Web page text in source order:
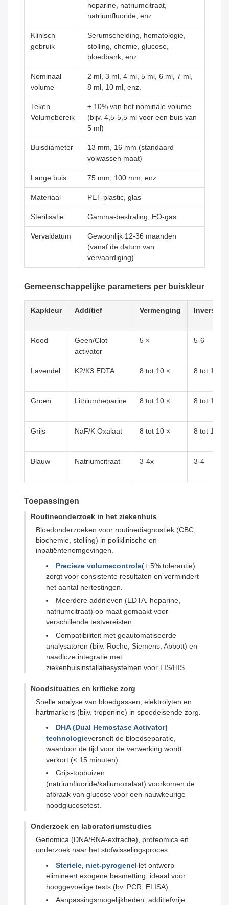
heparine, natriumcitraat,
natriumfluoride, enz.
Klinisch
gebruik
Serumscheiding, hematologie,
stolling, chemie, glucose,
bloedbank, enz.
Nominaal
volume
2 ml, 3 ml, 4 ml, 5 ml, 6 ml, 7 ml,
8 ml, 10 ml, enz.
Teken
Volumebereik
± 10% van het nominale volume
(bijv. 4,5-5,5 ml voor een buis van
5 ml)
Buisdiameter
13 mm, 16 mm (standaard
volwassen maat)
Lange buis 75 mm, 100 mm, enz.
Materiaal PET-plastic, glas
Sterilisatie Gamma-bestraling, EO-gas
Vervaldatum
Gewoonlijk 12-36 maanden
(vanaf de datum van
vervaardiging)
Gemeenschappelijke parameters per buiskleur
Kapkleur Additief Vermenging
Rood
Geen/Clot
activator
5 × 5-6
Lavendel K2/K3 EDTA 8 tot 10 × 8 tot 10
Groen Lithiumheparine 8 tot 10 × 8 tot 10
Grijs NaF/K Oxalaat 8 tot 10 × 8 tot 10
Blauw Natriumcitraat 3-4x 3-4
Toepassingen
Routineonderzoek in het ziekenhuis
Bloedonderzoeken voor routinediagnostiek (CBC,
biochemie, stolling) in poliklinische en
inpatiëntenomgevingen.
Precieze volumecontrole(± 5% tolerantie)
zorgt voor consistente resultaten en vermindert
het aantal hertestingen.
Meerdere additieven (EDTA, heparine,
natriumcitraat) op maat gemaakt voor
verschillende testvereisten.
Compatibiliteit met geautomatiseerde
analysatoren (bijv. Roche, Siemens, Abbott) en
naadloze integratie met
ziekenhuisinstallatiesystemen voor LIS/HIS.
Noodsituaties en kritieke zorg
Snelle analyse van bloedgassen, elektrolyten en
hartmarkers (bijv. troponine) in spoedeisende zorg.
DHA (Dual Hemostase Activator)
technologieversnelt de bloedseparatie,
waardoor de tijd voor de verwerking wordt
verkort (< 15 minuten).
Grijs-topbuizen
(natriumfluoride/kaliumoxalaat) voorkomen de
afbraak van glucose voor een nauwkeurige
noodglucosetest.
Onderzoek en laboratoriumstudies
Genomica (DNA/RNA-extractie), proteomica en
onderzoek naar het stofwisselingsproces.
Steriele, niet-pyrogeneHet ontwerp
elimineert exogene besmetting, ideaal voor
hooggevoelige tests (bv. PCR, ELISA).
Aanpassingsmogelijkheden: additiefvrije